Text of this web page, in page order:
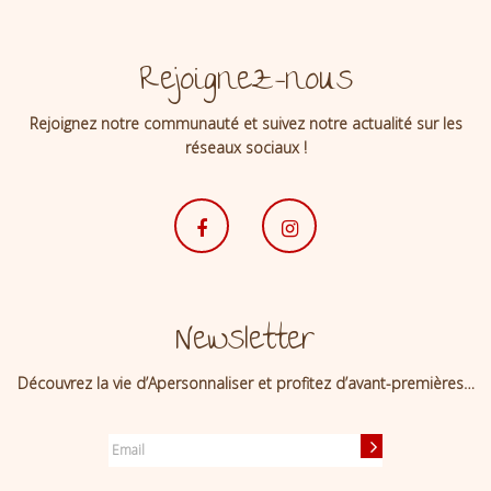
Rejoignez-nous
Rejoignez notre communauté et suivez notre actualité sur les
réseaux sociaux !
Newsletter
Découvrez la vie d’Apersonnaliser et profitez d’avant-premières…